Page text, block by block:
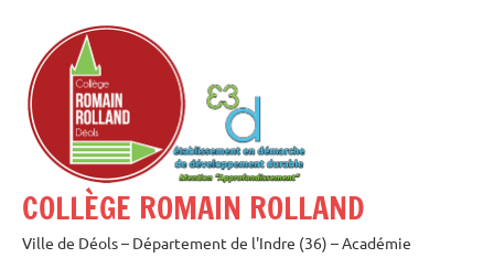
contenu
COLLÈGE ROMAIN ROLLAND
Ville de Déols – Département de l'Indre (36) – Académie